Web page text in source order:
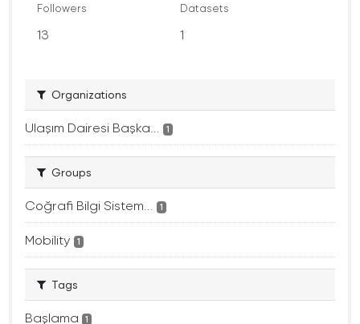
Followers
13
Datasets
1
Organizations
Ulaşım Dairesi Başka... 1
Groups
Coğrafi Bilgi Sistem... 1
Mobility 1
Tags
Başlama 1